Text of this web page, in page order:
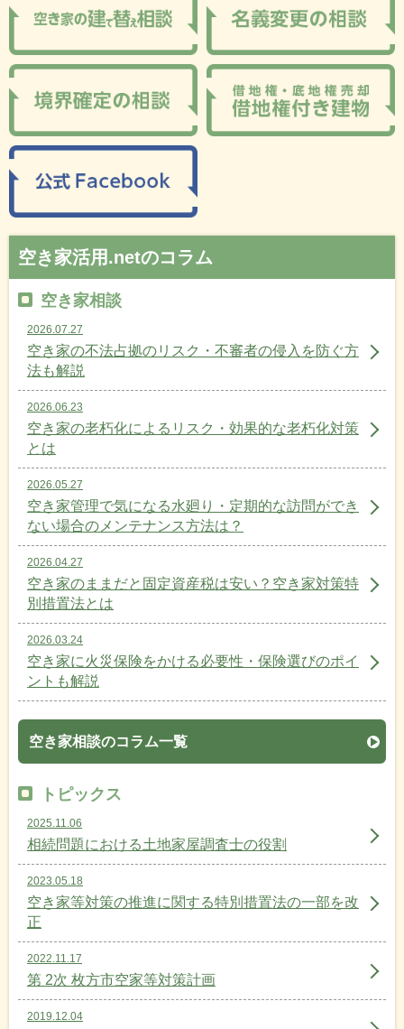
空き家活用.netのコラム
空き家相談
2026.07.27
空き家の不法占拠のリスク・不審者の侵入を防ぐ方
法も解説
2026.06.23
空き家の老朽化によるリスク・効果的な老朽化対策
とは
2026.05.27
空き家管理で気になる水廻り・定期的な訪問ができ
ない場合のメンテナンス方法は？
2026.04.27
空き家のままだと固定資産税は安い？空き家対策特
別措置法とは
2026.03.24
空き家に火災保険をかける必要性・保険選びのポイ
ントも解説
空き家相談のコラム一覧
トピックス
2025.11.06
相続問題における土地家屋調査士の役割
2023.05.18
空き家等対策の推進に関する特別措置法の一部を改
正
2022.11.17
第 2次 枚方市空家等対策計画
2019.12.04